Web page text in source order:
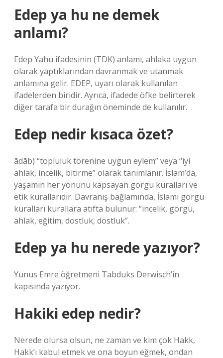
Edep ya hu ne demek
anlamı?
Edep Yahu ifadesinin (TDK) anlamı, ahlaka uygun
olarak yaptıklarından davranmak ve utanmak
anlamına gelir. EDEP, uyarı olarak kullanılan
ifadelerden biridir. Ayrıca, ifadede öfke belirterek
diğer tarafa bir durağın öneminde de kullanılır.
Edep nedir kısaca özet?
ādāb) “topluluk törenine uygun eylem” veya “iyi
ahlak, incelik, bitirme” olarak tanımlanır. İslam’da,
yaşamın her yönünü kapsayan görgü kuralları ve
etik kurallarıdır. Davranış bağlamında, İslami görgü
kuralları kurallara atıfta bulunur: “incelik, görgü,
ahlak, eğitim, dostluk, dostluk”.
Edep ya hu nerede yazıyor?
Yunus Emre öğretmeni Tabduks Derwisch’in
kapısında yazıyor.
Hakiki edep nedir?
Nerede olursa olsun, ne zaman ve kim çok Hakk,
Hakk’ı kabul etmek ve ona boyun eğmek, ondan